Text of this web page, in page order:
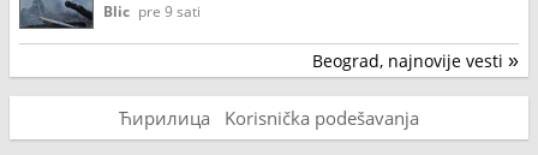
Blic pre 9 sati
Beograd, najnovije vesti »
Ћирилица Korisnička podešavanja